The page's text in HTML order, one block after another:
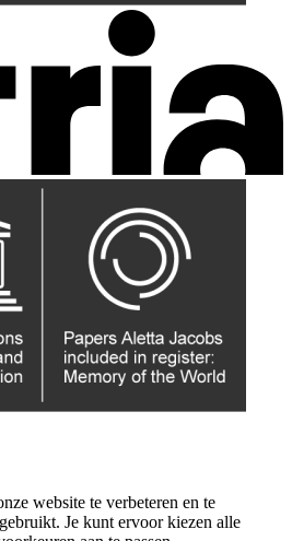
website te verbeteren en te
Je kunt ervoor kiezen alle